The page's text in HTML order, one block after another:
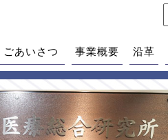
ごあいさつ 事業概要 沿革